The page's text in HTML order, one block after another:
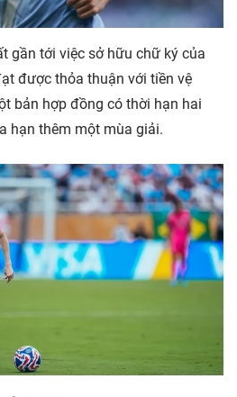
gần tới việc sở hữu chữ ký của
được thỏa thuận với tiền vệ
bản hợp đồng có thời hạn hai
hạn thêm một mùa giải.